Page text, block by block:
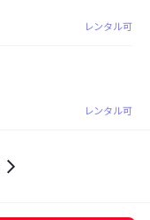
レンタル可
レンタル可